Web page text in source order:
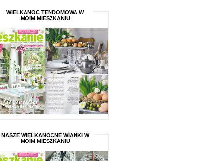
WIELKANOC TENDOMOWA W
MOIM MIESZKANIU
NASZE WIELKANOCNE WIANKI W
MOIM MIESZKANIU